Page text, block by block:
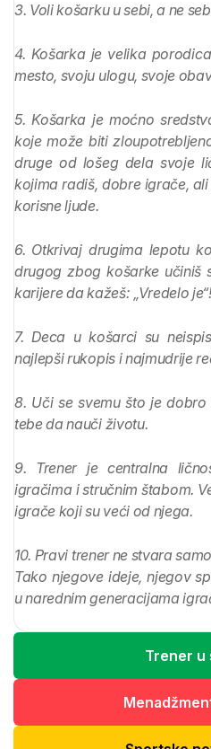
3. Voli košarku u sebi, a ne
4. Košarka je velika
mesto, svoju ulogu, svoje
5. Košarka je moćno
koje može biti
druge od lošeg dela svoje
kojima radiš, dobre igrače,
korisne ljude.
6. Otkrivaj drugima lepotu
drugog zbog košarke učiniš
karijere da kažeš: „Vredelo je“!
7. Deca u košarci su
najlepši rukopis i najmudrije
8. Uči se svemu što je
tebe da nauči životu.
9. Trener je centralna
igračima i stručnim štabom.
igrače koji su veći od njega.
10. Pravi trener ne stvara
Tako njegove ideje, njegov
u narednim generacijama
Trener u